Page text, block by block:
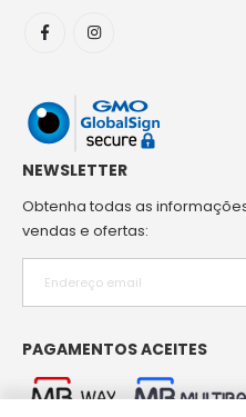
NEWSLETTER
Obtenha todas as
vendas e ofertas:
PAGAMENTOS ACEITES